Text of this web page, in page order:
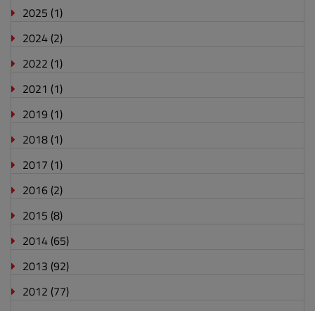
2025 (1)
2024 (2)
2022 (1)
2021 (1)
2019 (1)
2018 (1)
2017 (1)
2016 (2)
2015 (8)
2014 (65)
2013 (92)
2012 (77)